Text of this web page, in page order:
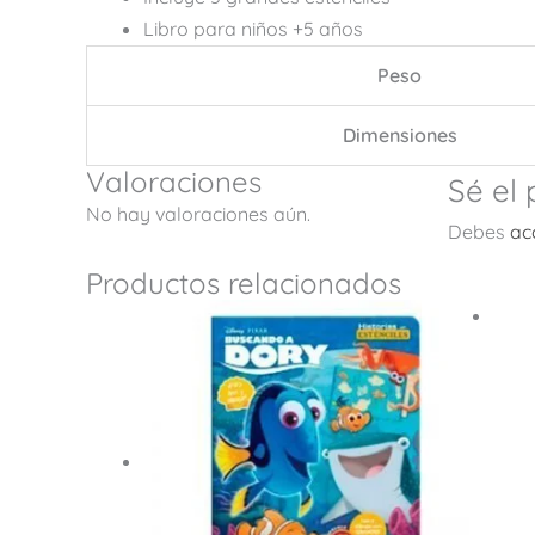
Libro para niños +5 años
Peso
Dimensiones
Valoraciones
No hay valoraciones aún.
Sé el
Debes
Productos relacionados